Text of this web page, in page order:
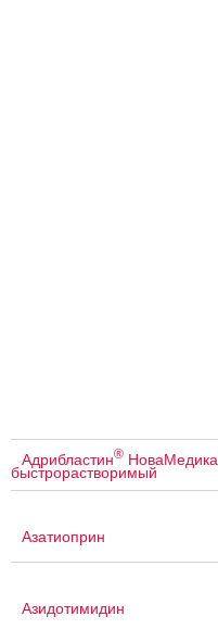
Адрибластин® НоваМедика
быстрорастворимый
Азатиоприн
Азидотимидин